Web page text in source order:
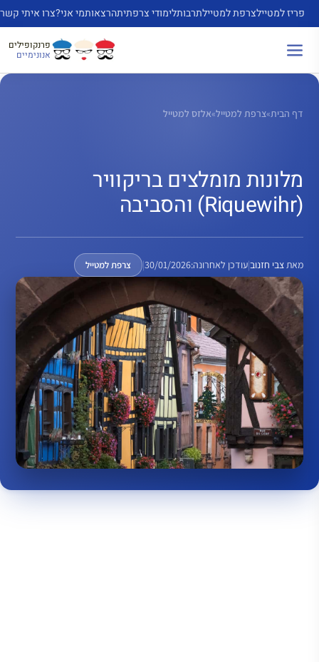
פריז למטיילצרפת למטיילתרבותלימודי צרפתיתהרצאותמי אני?צרו איתי קשר
פרנקופילים
אנונימיים
דף הבית»צרפת למטייל»אלזס למטייל
מלונות מומלצים בריקוויר
מאתצבי חזנוב|עודכן לאחרונה:30/01/2026
| צרפת למטייל